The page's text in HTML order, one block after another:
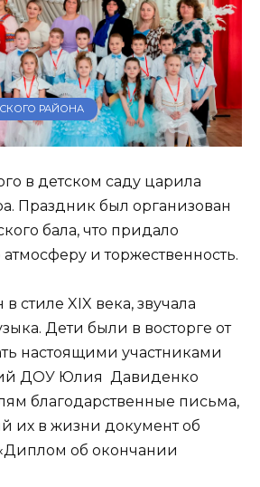
РАЙОНА
в детском саду царила
Праздник был организован
бала, что придало
и торжественность.
стиле XIX века, звучала
Дети были в восторге от
настоящими участниками
ДОУ Юлия Давиденко
благодарственные письма,
их в жизни документ об
об окончании